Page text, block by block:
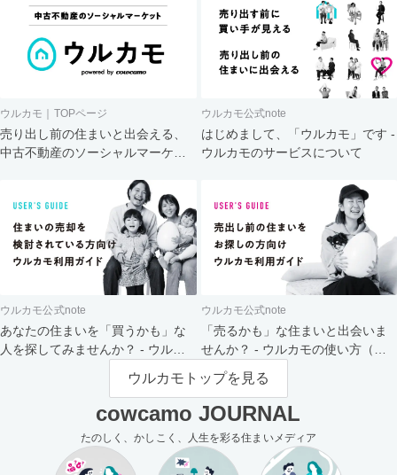
ウルカモ｜TOPページ
売り出し前の住まいと出会える、
中古不動産のソーシャルマーケッ
ウルカモ公式note
はじめまして、「ウルカモ」です -
ウルカモのサービスについて
ウルカモ公式note
あなたの住まいを「買うかも」な
人を探してみませんか？ - ウルカ
ウルカモ公式note
「売るかも」な住まいと出会いま
せんか？ - ウルカモの使い方（買
主さま向け）
ウルカモトップを見る
cowcamo JOURNAL
たのしく、かしこく、人生を彩る住まいメディア